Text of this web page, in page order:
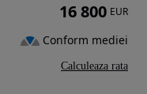
16 800 EUR
Conform mediei
Calculeaza rata